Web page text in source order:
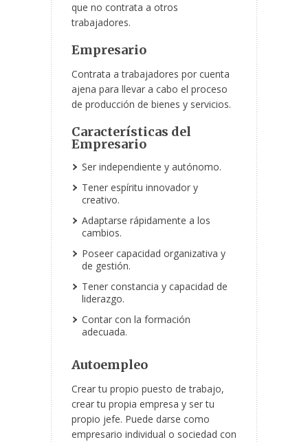
que no contrata a otros
trabajadores.
Empresario
Contrata a trabajadores por cuenta
ajena para llevar a cabo el proceso
de producción de bienes y servicios.
Características del
Empresario
Ser independiente y autónomo.
Tener espíritu innovador y
creativo.
Adaptarse rápidamente a los
cambios.
Poseer capacidad organizativa y
de gestión.
Tener constancia y capacidad de
liderazgo.
Contar con la formación
adecuada.
Autoempleo
Crear tu propio puesto de trabajo,
crear tu propia empresa y ser tu
propio jefe. Puede darse como
empresario individual o sociedad con